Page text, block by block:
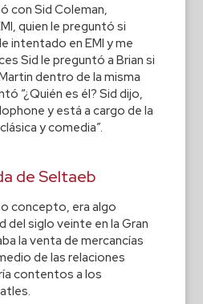
con Sid Coleman,
quien le preguntó si
intentado en EMI y me
Sid le preguntó a Brian si
dentro de la misma
“¿Quién es él? Sid dijo,
y está a cargo de la
y comedia”.
de Seltaeb
concepto, era algo
del siglo veinte en la Gran
la venta de mercancías
de las relaciones
contentos a los